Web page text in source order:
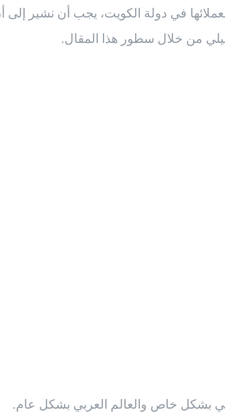
في دولة الكويت، يجب أن نشير
من خلال سطور هذا المقال.
بشكل خاص والعالم العربي بشكل عام.